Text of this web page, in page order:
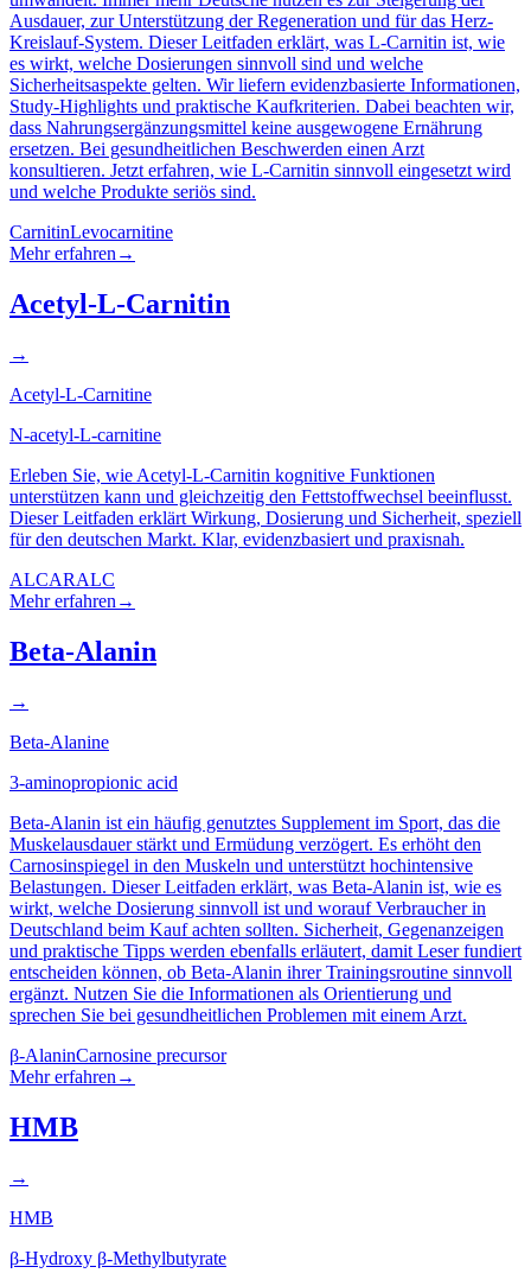
Ausdauer, zur Unterstützung der Regeneration und für das Herz-
Kreislauf-System. Dieser Leitfaden erklärt, was L-Carnitin ist, wie
es wirkt, welche Dosierungen sinnvoll sind und welche
Sicherheitsaspekte gelten. Wir liefern evidenzbasierte Informationen,
Study-Highlights und praktische Kaufkriterien. Dabei beachten wir,
dass Nahrungsergänzungsmittel keine ausgewogene Ernährung
ersetzen. Bei gesundheitlichen Beschwerden einen Arzt
konsultieren. Jetzt erfahren, wie L-Carnitin sinnvoll eingesetzt wird
und welche Produkte seriös sind.
CarnitinLevocarnitine
Mehr erfahren →
Acetyl-L-Carnitin
→
Acetyl-L-Carnitine
N-acetyl-L-carnitine
Erleben Sie, wie Acetyl-L-Carnitin kognitive Funktionen
unterstützen kann und gleichzeitig den Fettstoffwechsel beeinflusst.
Dieser Leitfaden erklärt Wirkung, Dosierung und Sicherheit, speziell
für den deutschen Markt. Klar, evidenzbasiert und praxisnah.
ALCARALC
Mehr erfahren →
Beta-Alanin
→
Beta-Alanine
3-aminopropionic acid
Beta-Alanin ist ein häufig genutztes Supplement im Sport, das die
Muskelausdauer stärkt und Ermüdung verzögert. Es erhöht den
Carnosinspiegel in den Muskeln und unterstützt hochintensive
Belastungen. Dieser Leitfaden erklärt, was Beta-Alanin ist, wie es
wirkt, welche Dosierung sinnvoll ist und worauf Verbraucher in
Deutschland beim Kauf achten sollten. Sicherheit, Gegenanzeigen
und praktische Tipps werden ebenfalls erläutert, damit Leser fundiert
entscheiden können, ob Beta-Alanin ihrer Trainingsroutine sinnvoll
ergänzt. Nutzen Sie die Informationen als Orientierung und
sprechen Sie bei gesundheitlichen Problemen mit einem Arzt.
β-AlaninCarnosine precursor
Mehr erfahren →
HMB
→
HMB
β-Hydroxy β-Methylbutyrate